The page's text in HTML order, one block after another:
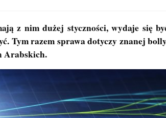
z nim dużej styczności, wydaje się
Tym razem sprawa dotyczy znanej
Arabskich.